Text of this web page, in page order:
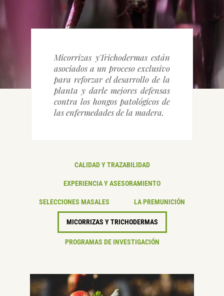
Micorrizas yTrichodermas están
asociados a un proceso exclusivo
para reforzar el desarrollo de la
planta y darle mejores defensas
contra los hongos patológicos de
las enfermedades de la madera.
CALIDAD Y TRAZABILIDAD
EXPERIENCIA Y ASESORAMIENTO
SELECCIONES MASALES LA PREMUNICIÓN
MICORRIZAS Y TRICHODERMAS
PROGRAMAS DE INVESTIGACIÓN